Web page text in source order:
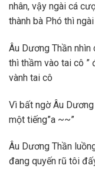
nhân, vậy ngài cá
thành bà Phó thì
Âu Dương Thần
thì thầm vào tai cô ”
vành tai cô
Vì bất ngờ Âu
một tiếng”a ~~”
Âu Dương Thần
đang quyến rũ tôi